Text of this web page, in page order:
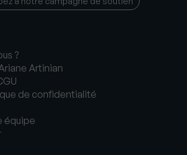
?
Artinian
de confidentialité
équipe